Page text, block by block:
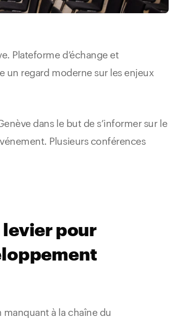
Plateforme d’échange et
un regard moderne sur les enjeux
dans le but de s’informer sur le
Plusieurs conférences
levier pour
à la chaîne du